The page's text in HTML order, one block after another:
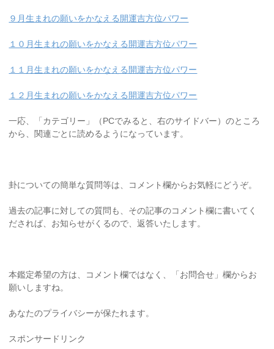
９月生まれの願いをかなえる開運吉方位パワー
１０月生まれの願いをかなえる開運吉方位パワー
１１月生まれの願いをかなえる開運吉方位パワー
１２月生まれの願いをかなえる開運吉方位パワー
一応、「カテゴリー」（PCでみると、右のサイドバー）のところ
から、関連ごとに読めるようになっています。
卦についての簡単な質問等は、コメント欄からお気軽にどうぞ。
過去の記事に対しての質問も、その記事のコメント欄に書いてく
だされば、お知らせがくるので、返答いたします。
本鑑定希望の方は、コメント欄ではなく、「お問合せ」欄からお
願いしますね。
あなたのプライバシーが保たれます。
スポンサードリンク